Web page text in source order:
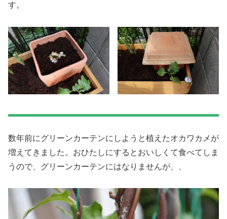
す。
数年前にグリーンカーテンにしようと植えたオカワカメが
増えてきました。おひたしにするとおいしくて食べてしま
うので、グリーンカーテンにはなりませんが、、